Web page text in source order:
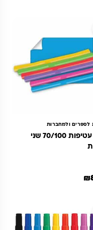
ולמחברות
טאץ עטיפות 70/100 שני